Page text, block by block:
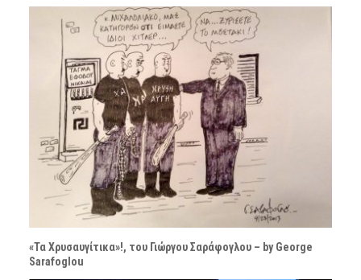
«Τα Χρυσαυγίτικα»!, του Γιώργου Σαράφογλου – by George
Sarafoglou